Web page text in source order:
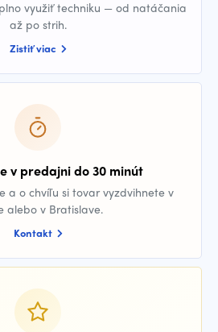
využiť techniku — od natáčania
až po strih.
Zistiť viac
v predajni do 30 minút
a o chvíľu si tovar vyzdvihnete v
alebo v Bratislave.
Kontakt